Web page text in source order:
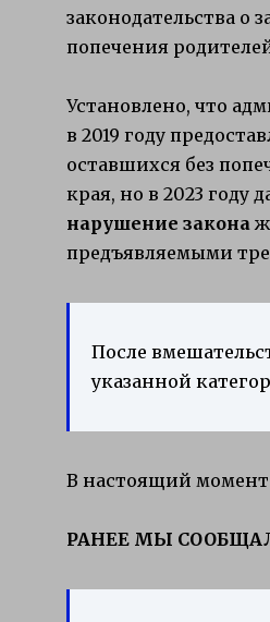
законодательства о
попечения
Установлено, что
в 2019 году
оставшихся без
края, но в 2023 году
нарушение закона
предъявляемыми
После
указанной
В настоящий
РАНЕЕ МЫ